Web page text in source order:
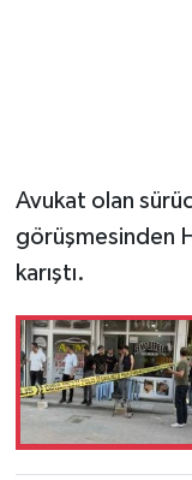
Avukat olan
görüşmesinden
karıştı.